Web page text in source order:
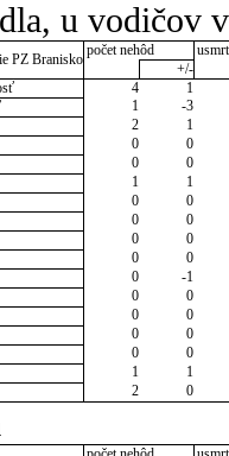
u vodičov
PZ Branisko
počet nehôd
+/-
4
1
1
-3
2
1
0
0
0
0
1
1
0
0
0
0
0
0
0
0
0
-1
0
0
0
0
0
0
0
0
1
1
2 0